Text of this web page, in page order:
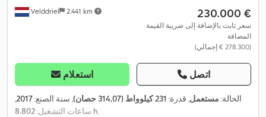
Velddriel 2.441 km ‏230.000 €
سعر ثابت بالإضافة إلى ضريبة القيمة
المضافة
(‏278.300 € إجمالي)
استعلام اتصل
الحالة: مستعمل, قدرة: 231 كيلوواط (314,07 حصان) , سنة الصنع:2017
,
ساعات التشغيل: 8.802 h,